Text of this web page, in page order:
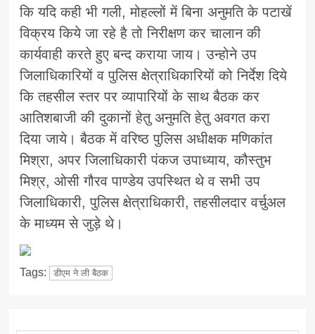
कि यदि कही भी गली, मोहल्लों में बिना अनुमति के पटाखें
विक्रय किये जा रहे है तो निरीक्षण कर चालान की
कार्यवाही करते हुए बन्द कराया जाय। उन्होने उप
जिलाधिकारियों व पुलिस क्षेत्राधिकारियों को निर्देश दिये
कि तहसील स्तर पर व्यापारियों के साथ बैठक कर
आतिशबाजी की दुकानों हेतु अनुमति हेतु अवगत करा
दिया जाये। बैठक में वरिष्ठ पुलिस अधीक्षक मणिकांत
मिश्रा, अपर जिलाधिकारी पंकज उपाध्याय, कौस्तुभ
मिश्र, ओसी गौरव पाण्डेय उपस्थित थे व सभी उप
जिलाधिकारी, पुलिस क्षेत्राधिकारी, तहसीलदार वर्चुअल
के माध्यम से जुड़े थे।
Tags: डीएम ने ली बैठक